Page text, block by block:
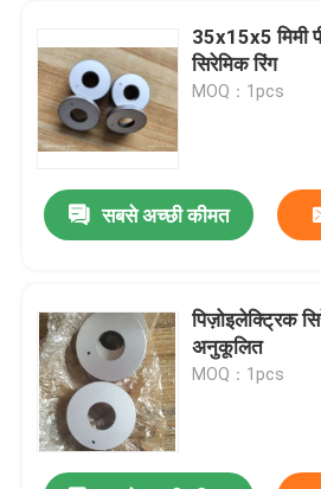
35x15x5 मिमी
सिरेमिक रिंग
MOQ：1pcs
सबसे अच्छी कीमत
पिज़ोइलेक्ट्रिक
अनुकूलित
MOQ：1pcs